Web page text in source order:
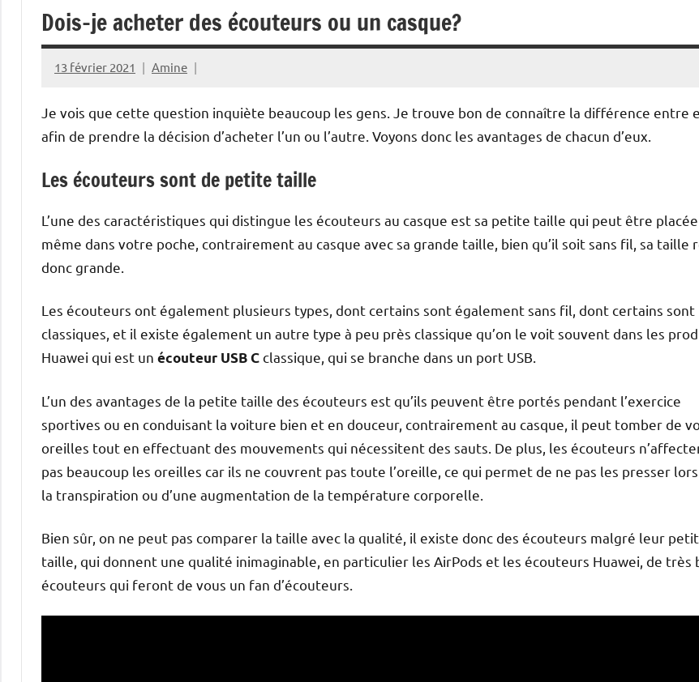
Dois-je acheter des écouteurs ou un casque?
13 février 2021 Amine
Je vois que cette question inquiète beaucoup les gens. Je trouve bon de connaître la différence entre
afin de prendre la décision d’acheter l’un ou l’autre. Voyons donc les avantages de chacun d’eux.
Les écouteurs sont de petite taille
L’une des caractéristiques qui distingue les écouteurs au casque est sa petite taille qui peut être placée
même dans votre poche, contrairement au casque avec sa grande taille, bien qu’il soit sans fil, sa taille
donc grande.
Les écouteurs ont également plusieurs types, dont certains sont également sans fil, dont certains sont
classiques, et il existe également un autre type à peu près classique qu’on le voit souvent dans les
Huawei qui est un écouteur USB Cclassique, qui se branche dans un port USB.
L’un des avantages de la petite taille des écouteurs est qu’ils peuvent être portés pendant l’exercice
sportives ou en conduisant la voiture bien et en douceur, contrairement au casque, il peut tomber de
oreilles tout en effectuant des mouvements qui nécessitent des sauts. De plus, les écouteurs
pas beaucoup les oreilles car ils ne couvrent pas toute l’oreille, ce qui permet de ne pas les presser
la transpiration ou d’une augmentation de la température corporelle.
Bien sûr, on ne peut pas comparer la taille avec la qualité, il existe donc des écouteurs malgré leur
taille, qui donnent une qualité inimaginable, en particulier les AirPods et les écouteurs Huawei, de très
écouteurs qui feront de vous un fan d’écouteurs.